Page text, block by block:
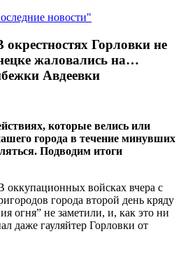
новости"
Горловки не
жаловались на…
Авдеевки
которые велись или
города в течение минувших
Подводим итоги
оккупационных войсках вчера с
города второй день кряду
огня” не заметили, и, как это ни
даже гауляйтер Горловки от